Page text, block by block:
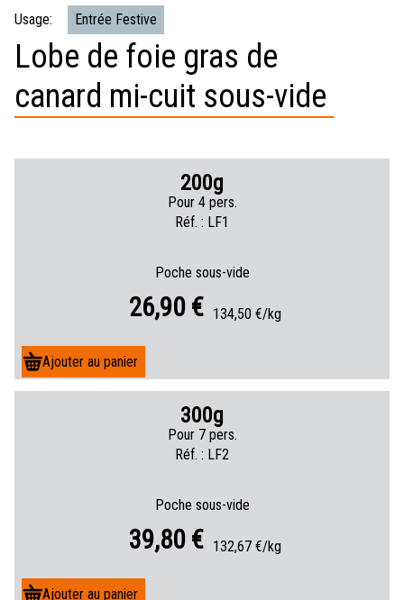
Usage: Entrée Festive
Lobe de foie gras de
canard mi-cuit sous-vide
200g
Pour 4 pers.
Réf. : LF1
Poche sous-vide
À
a
r
t
26,90 € 134,50 €/kg
300g
Pour 7 pers.
Réf. : LF2
Poche sous-vide
À
a
39,80 € 132,67 €/kg